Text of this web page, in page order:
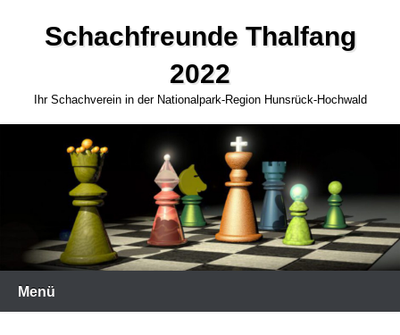
Schachfreunde Thalfang
2022
Ihr Schachverein in der Nationalpark-Region Hunsrück-Hochwald
Menü